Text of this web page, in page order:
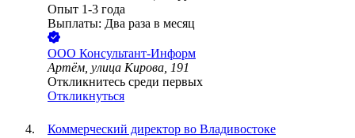
Опыт 1-3 года
Выплаты: Два раза в месяц
ООО Консультант-Информ
Артём, улица Кирова, 191
Откликнитесь среди первых
Откликнуться
Коммерческий директор во Владивостоке